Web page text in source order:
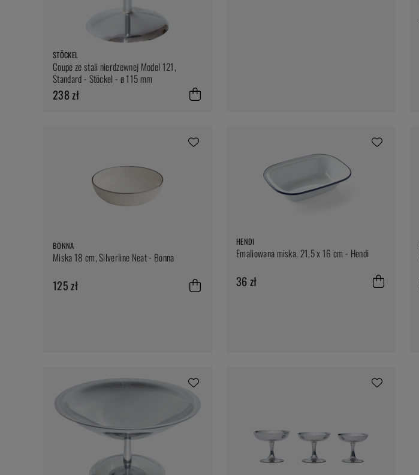
STÖCKEL
Coupe ze stali nierdzewnej Model 121,
Standard - Stöckel - ø 115 mm
238 zł
BONNA
Miska 18 cm, Silverline Neat - Bonna
125 zł
HENDI
Emaliowana miska, 21,5 x 16 cm - Hendi
36 zł